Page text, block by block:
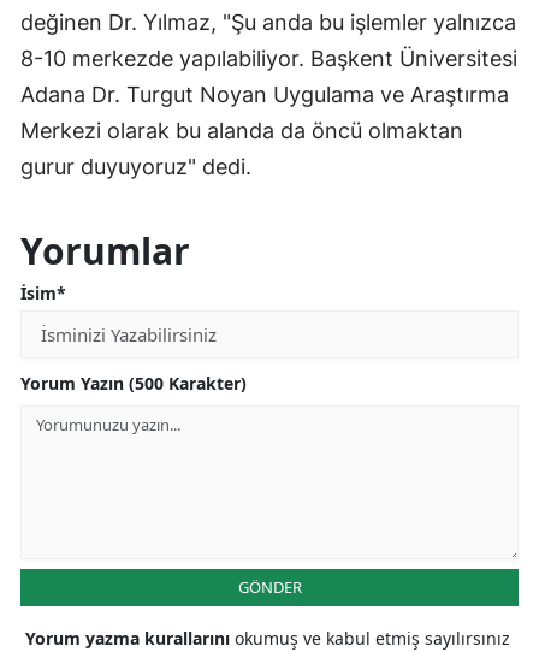
değinen Dr. Yılmaz, "Şu anda bu işlemler yalnızca
8-10 merkezde yapılabiliyor. Başkent Üniversitesi
Adana Dr. Turgut Noyan Uygulama ve Araştırma
Merkezi olarak bu alanda da öncü olmaktan
gurur duyuyoruz" dedi.
Yorumlar
İsim*
Yorum Yazın (500 Karakter)
GÖNDER
Yorum yazma kurallarını okumuş ve kabul etmiş sayılırsınız